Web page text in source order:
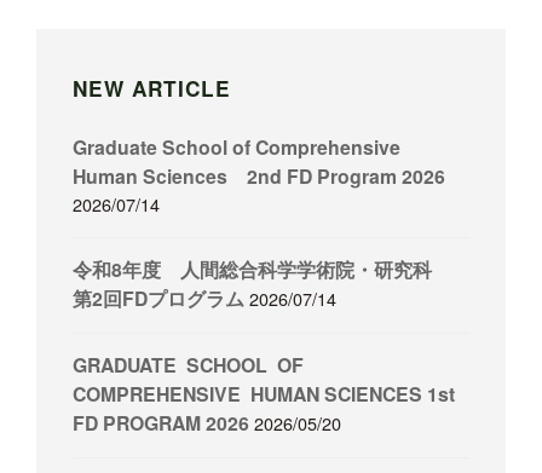
NEW ARTICLE
Graduate School of Comprehensive
Human Sciences 2nd FD Program 2026
2026/07/14
令和8年度 人間総合科学学術院・研究科
第2回FDプログラム2026/07/14
GRADUATE SCHOOL OF
COMPREHENSIVE HUMAN SCIENCES 1st
FD PROGRAM 2026 2026/05/20